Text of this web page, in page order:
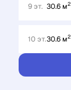
9 эт. 30.6 м2
10 эт.30.6 м2